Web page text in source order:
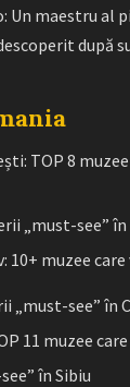
Un maestru al
după
TOP 8
„must-see”
10+ muzee
„must-see” în
11 muzee
în Sibiu